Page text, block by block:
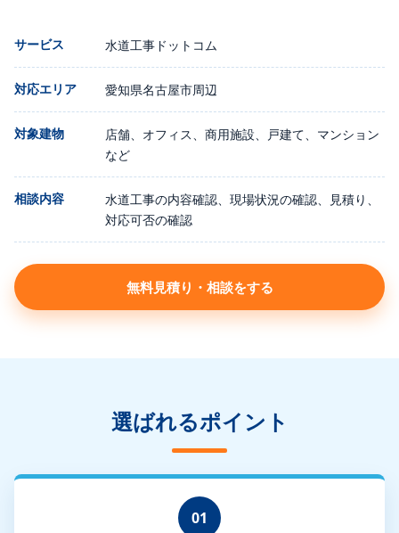
サービス 水道工事ドットコム
対応エリア 愛知県名古屋市周辺
対象建物
店舗、オフィス、商用施設、戸建て、マンション
など
相談内容
水道工事の内容確認、現場状況の確認、見積り、
対応可否の確認
無料見積り・相談をする
選ばれるポイント
01